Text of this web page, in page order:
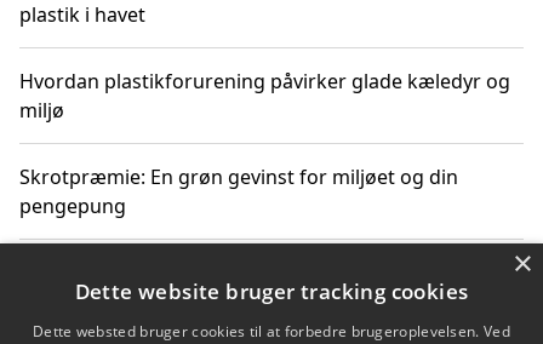
plastik i havet
Hvordan plastikforurening påvirker glade kæledyr og
miljø
Skrotpræmie: En grøn gevinst for miljøet og din
pengepung
Hvordan blåfade med rist kan hjælpe med at reducere
plastik i havet
×
Dette website bruger tracking cookies
Dette websted bruger cookies til at forbedre brugeroplevelsen. Ved